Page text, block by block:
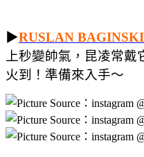
▶RUSLAN
上秒變帥氣，昆凌常
火到！準備來入手～